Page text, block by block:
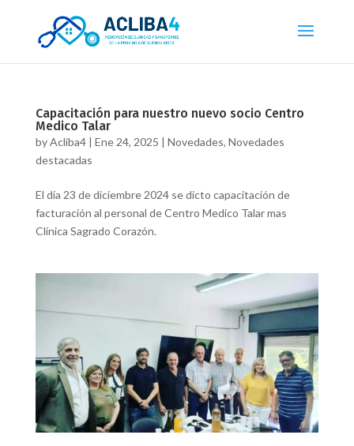
Capacitación para nuestro nuevo socio Centro
Medico Talar
byAcliba4| Ene 24, 2025 | Novedades, Novedades
destacadas
El día 23 de diciembre 2024 se dicto capacitación de
facturación al personal de Centro Medico Talar mas
Clínica Sagrado Corazón.